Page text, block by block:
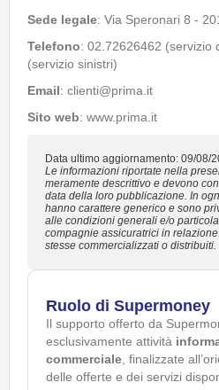
Sede legale: Via Speronari 8 -
Telefono: 02.72626462 (servizio
(servizio sinistri)
Email: clienti@prima.it
Sito web: www.prima.it
Data ultimo aggiornamento: 09/08/
Le informazioni riportate nella
meramente descrittivo e devono
data della loro pubblicazione. In
hanno carattere generico e sono
alle condizioni generali e/o
compagnie assicuratrici in
stesse commercializzati o distribuiti.
Ruolo di Supermoney
Il supporto offerto da
esclusivamente attività
commerciale , finalizzate
delle offerte e dei servizi